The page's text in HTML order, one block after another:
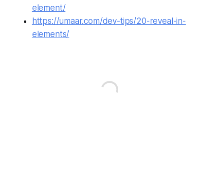
element/
https://umaar.com/dev-tips/20-reveal-in-
elements/